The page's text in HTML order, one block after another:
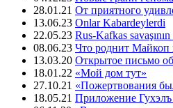
28.01.21 От приятного
13.06.23 Onlar Kabardeylerdi
22.05.23 Rus-Kafkas
08.06.23 Что роднит Майкоп
13.03.20 Открытое письмо
18.01.22 «Мой дом тут»
27.10.21 «Пожертвования
18.05.21 Приложение Гухэлъ